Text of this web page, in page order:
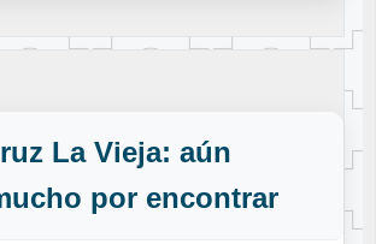
La Vieja: aún
por encontrar